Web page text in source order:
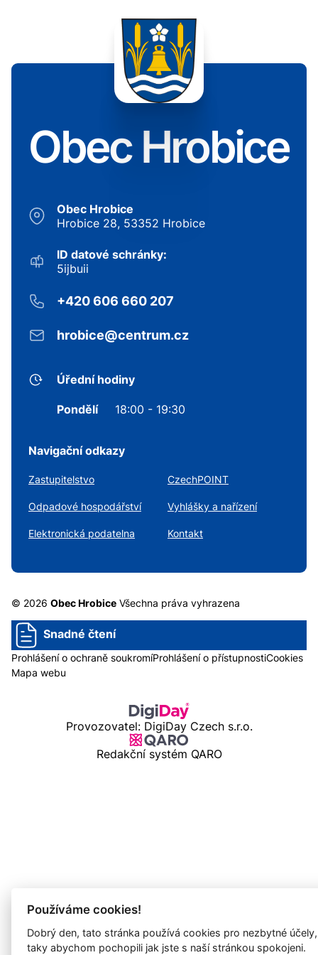
Obec Hrobice
Obec Hrobice
Hrobice 28, 53352 Hrobice
ID datové schránky:
5ijbuii
+420 606 660 207
hrobice@centrum.cz
Úřední hodiny
Pondělí 18:00 - 19:30
Navigační odkazy
Zastupitelstvo CzechPOINT
Odpadové hospodářství Vyhlášky a nařízení
Elektronická podatelna Kontakt
© 2026 Obec Hrobice Všechna práva vyhrazena
Snadné čtení
Prohlášení o ochraně soukromíProhlášení o přístupnostiCookies
Mapa webu
Provozovatel: DigiDay Czech s.r.o.
Redakční systém QARO
Používáme cookies!
Dobrý den, tato stránka používá cookies pro nezbytné
taky abychom pochopili jak jste s naší stránkou spokojeni.